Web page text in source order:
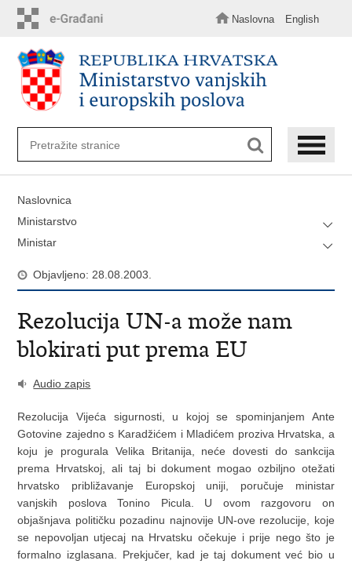
sadržaj
Naslovna English
Naslovnica
Ministarstvo
Ministar
Objavljeno: 28.08.2003.
Rezolucija UN-a može nam
blokirati put prema EU
Audio zapis
Rezolucija Vijeća sigurnosti, u kojoj se spominjanjem Ante
Gotovine zajedno s Karadžićem i Mladićem proziva Hrvatska, a
koju je progurala Velika Britanija, neće dovesti do sankcija
prema Hrvatskoj, ali taj bi dokument mogao ozbiljno otežati
hrvatsko približavanje Europskoj uniji, poručuje ministar
vanjskih poslova Tonino Picula. U ovom razgovoru on
objašnjava političku pozadinu najnovije UN-ove rezolucije, koje
se nepovoljan utjecaj na Hrvatsku očekuje i prije nego što je
formalno izglasana. Prekjučer, kad je taj dokument već bio u